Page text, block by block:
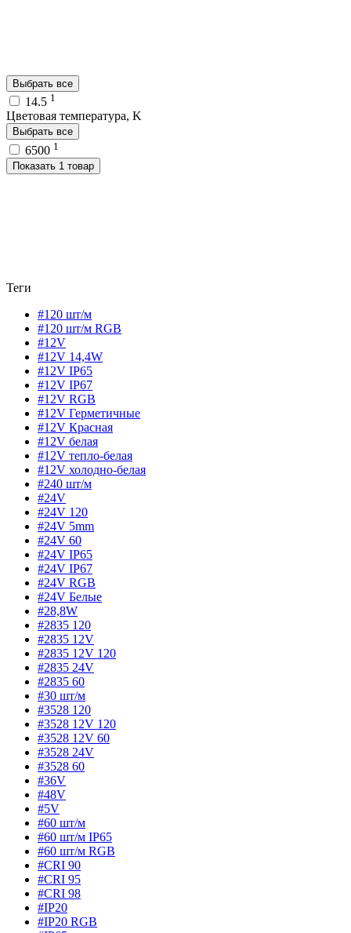
Выбрать все
14.5 1
Цветовая температура, K
Выбрать все
6500 1
Показать 1 товар
Теги
#120 шт/м
#120 шт/м RGB
#12V
#12V 14,4W
#12V IP65
#12V IP67
#12V RGB
#12V Герметичные
#12V Красная
#12V белая
#12V тепло-белая
#12V холодно-белая
#240 шт/м
#24V
#24V 120
#24V 5mm
#24V 60
#24V IP65
#24V IP67
#24V RGB
#24V Белые
#28,8W
#2835 120
#2835 12V
#2835 12V 120
#2835 24V
#2835 60
#30 шт/м
#3528 120
#3528 12V 120
#3528 12V 60
#3528 24V
#3528 60
#36V
#48V
#5V
#60 шт/м
#60 шт/м IP65
#60 шт/м RGB
#CRI 90
#CRI 95
#CRI 98
#IP20
#IP20 RGB